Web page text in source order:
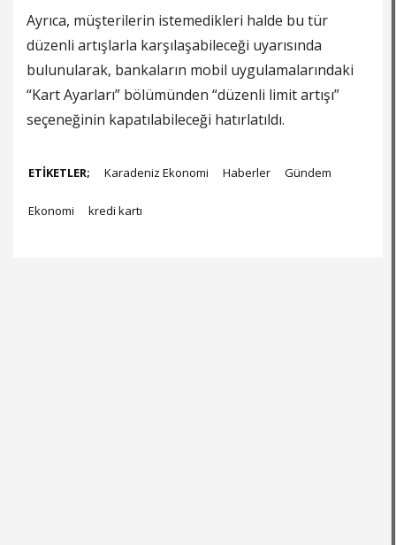
Ayrıca, müşterilerin istemedikleri halde bu tür
düzenli artışlarla karşılaşabileceği uyarısında
bulunularak, bankaların mobil uygulamalarındaki
“Kart Ayarları” bölümünden “düzenli limit artışı”
seçeneğinin kapatılabileceği hatırlatıldı.
ETİKETLER; Karadeniz Ekonomi Haberler Gündem
Ekonomi kredi kartı